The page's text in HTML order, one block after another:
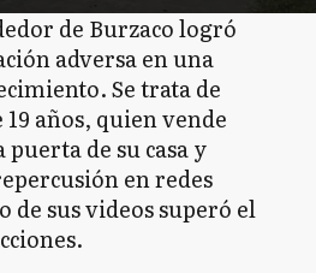
de Burzaco logró
adversa en una
Se trata de
19 años, quien vende
puerta de su casa y
en redes
de sus videos superó el